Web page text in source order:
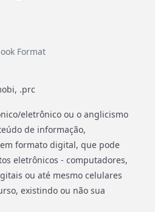
Format
.prc
eletrônico ou o anglicismo
de informação,
formato digital, que pode
eletrônicos - computadores,
ou até mesmo celulares
existindo ou não sua